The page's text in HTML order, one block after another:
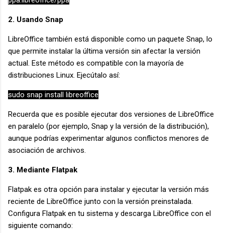
2. Usando Snap
LibreOffice también está disponible como un paquete Snap, lo
que permite instalar la última versión sin afectar la versión
actual. Este método es compatible con la mayoría de
distribuciones Linux. Ejecútalo así:
sudo snap install libreoffice
Recuerda que es posible ejecutar dos versiones de LibreOffice
en paralelo (por ejemplo, Snap y la versión de la distribución),
aunque podrías experimentar algunos conflictos menores de
asociación de archivos.
3. Mediante Flatpak
Flatpak es otra opción para instalar y ejecutar la versión más
reciente de LibreOffice junto con la versión preinstalada.
Configura Flatpak en tu sistema y descarga LibreOffice con el
siguiente comando: